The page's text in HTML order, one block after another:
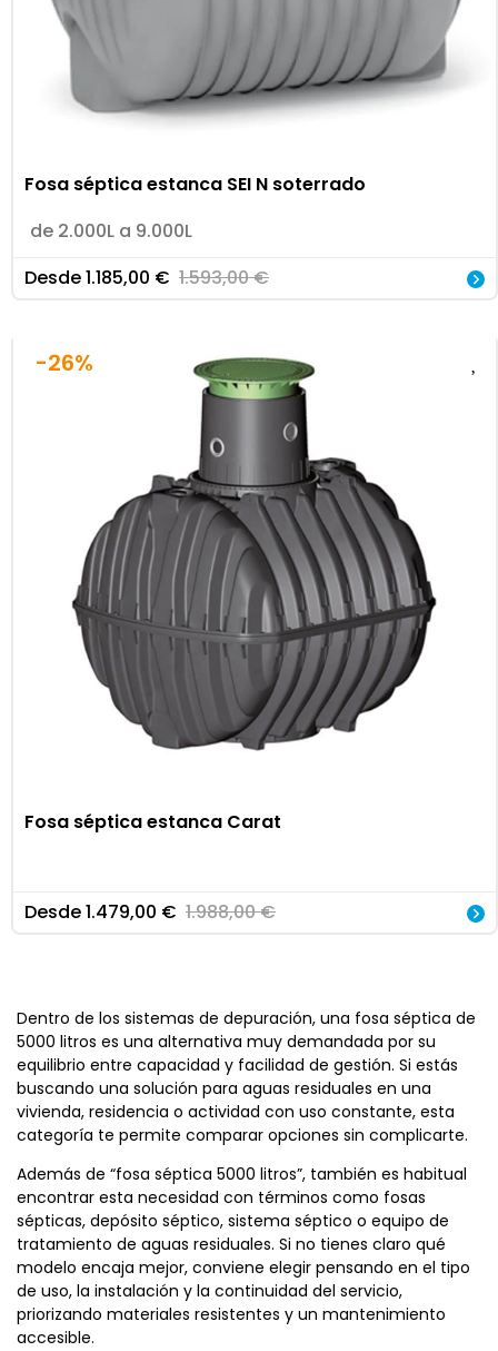
Fosa séptica estanca SEI N soterrado
de 2.000L a 9.000L
Desde1.185,00 € 1.593,00€
-26%
Fosa séptica estanca Carat
Desde1.479,00 € 1.988,00€
Dentro de los sistemas de depuración, una fosa séptica de
5000 litros es una alternativa muy demandada por su
equilibrio entre capacidad y facilidad de gestión. Si estás
buscando una solución para aguas residuales en una
vivienda, residencia o actividad con uso constante, esta
categoría te permite comparar opciones sin complicarte.
Además de “fosa séptica 5000 litros”, también es habitual
encontrar esta necesidad con términos como fosas
sépticas, depósito séptico, sistema séptico o equipo de
tratamiento de aguas residuales. Si no tienes claro qué
modelo encaja mejor, conviene elegir pensando en el tipo
de uso, la instalación y la continuidad del servicio,
priorizando materiales resistentes y un mantenimiento
accesible.